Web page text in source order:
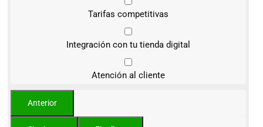
Tarifas competitivas
Integración con tu tienda digital
Atención al cliente